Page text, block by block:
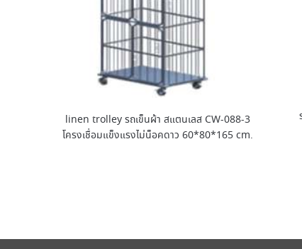
linen trolley รถเข็นผ้า สแตนเลส CW-088-3
โครงเชื่อมแข็งแรงไม่น็อคดาว 60*80*165 cm.